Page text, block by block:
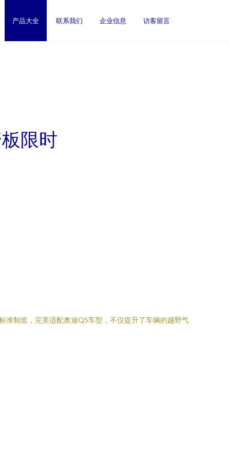
产品大全 联系我们 企业信息 访客留言
限时
制造，完美适配奥迪Q5车型，不仅提升了车辆的越野气